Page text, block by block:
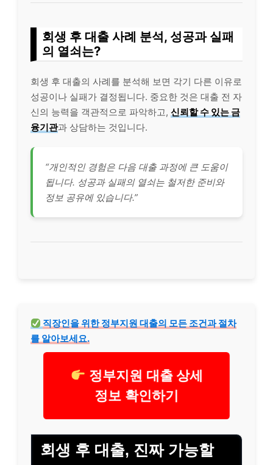
회생 후 대출 사례 분석, 성공과 실패
의 열쇠는?
회생 후 대출의 사례를 분석해 보면 각기 다른 이유로
성공이나 실패가 결정됩니다. 중요한 것은 대출 전 자
신의 능력을 객관적으로 파악하고, 신뢰할 수 있는 금
융기관과 상담하는 것입니다.
“개인적인 경험은 다음 대출 과정에 큰 도움이
됩니다. 성공과 실패의 열쇠는 철저한 준비와
정보 공유에 있습니다.”
직장인을 위한정부지원 대출의 모든 조건과 절차
를 알아보세요.
정부지원 대출 상세
정보 확인하기
회생 후 대출, 진짜 가능할